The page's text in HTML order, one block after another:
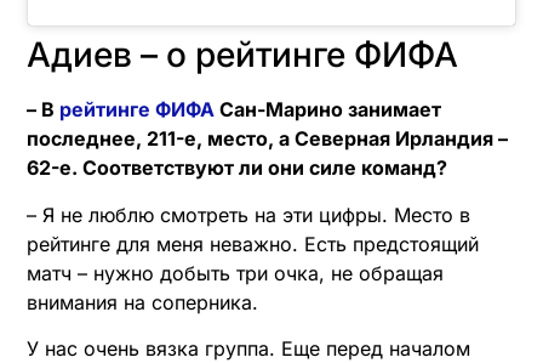
Адиев – о рейтинге ФИФА
– В рейтинге ФИФА Сан-Марино занимает
последнее, 211-е, место, а Северная Ирландия –
62-е. Соответствуют ли они силе команд?
– Я не люблю смотреть на эти цифры. Место в
рейтинге для меня неважно. Есть предстоящий
матч – нужно добыть три очка, не обращая
внимания на соперника.
У нас очень вязка группа. Еще перед началом